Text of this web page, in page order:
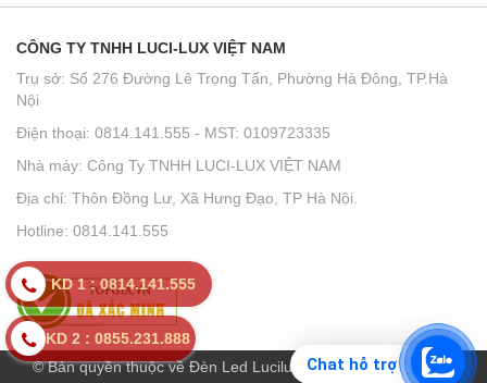
CÔNG TY TNHH LUCI-LUX VIỆT NAM
Trụ sở: Số 276 Đường Lê Trọng Tấn, Phường Hà Đông, TP.Hà
Nội
Điện thoại: 0814.141.555 - MST: 0109723335
Nhà máy: Công Ty TNHH LUCI-LUX VIỆT NAM
Địa chỉ: Thôn Đồng Lư, Xã Hưng Đạo, TP Hà Nội.
Hotline: 0814.141.555
© Bản quyền thuộc về Đèn Led Lucilux
KD 2 : 0855.231.888
KD 1 : 0814.141.555
Chat hỗ trợ